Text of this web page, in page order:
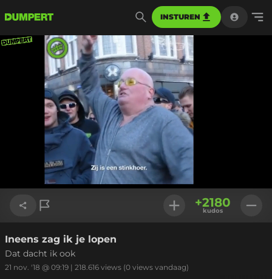
INSTUREN
Geladen
100.00%
Link kopiëren
+2180
kudos
Ineens zag ik je lopen
Dat dacht ik ook
21 nov. '18 @ 09:19 | 218.616 views (0 views vandaag)